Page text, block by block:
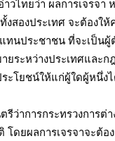
ไทยว่า ผลการเจรจา
สองประเทศ จะต้องใ
ทนประชาชน ที่จะเป็น
ระหว่างประเทศและก
ะโยชน์ให้แก่ผู้ใดผู้หนึ่ง
ว่าการกระทรวงการต่า
โดยผลการเจรจาจะต้